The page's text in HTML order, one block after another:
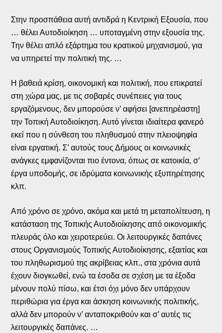
Στην προσπάθεια αυτή αντιδρά η Κεντρική Εξουσία, που
… θέλει Αυτοδιοίκηση … υποταγμένη στην εξουσία της.
Την θέλει απλό εξάρτημα του κρατικού μηχανισμού, για
να υπηρετεί την πολιτική της. …
Η βαθειά κρίση, οικονομική και πολιτική, που επικρατεί
στη χώρα μας, με τις σοβαρές συνέπειες για τους
εργαζόμενους, δεν μπορούσε ν’ αφήσει [ανεπηρέαστη]
την Τοπική Αυτοδιοίκηση. Αυτό γίνεται ιδιαίτερα φανερό
εκεί που η σύνθεση του πληθυσμού στην πλειοψηφία
είναι εργατική. Σ’ αυτούς τους Δήμους οι κοινωνικές
ανάγκες εμφανίζονται πιο έντονα, όπως σε κατοικία, σ’
έργα υποδομής, σε ιδρύματα κοινωνικής εξυπηρέτησης
κλπ.
Από χρόνο σε χρόνο, ακόμα και μετά τη μεταπολίτευση, η
κατάσταση της Τοπικής Αυτοδιοίκησης από οικονομικής
πλευράς όλο και χειροτερεύει. Οι λειτουργικές δαπάνες
στους Οργανισμούς Τοπικής Αυτοδιοίκησης, εξαιτίας και
του πληθωρισμού της ακρίβειας κλπ., στα χρόνια αυτά
έχουν διογκωθεί, ενώ τα έσοδα σε σχέση με τα έξοδα
μένουν πολύ πίσω, και έτσι όχι μόνο δεν υπάρχουν
περιθώρια για έργα και άσκηση κοινωνικής πολιτικής,
αλλά δεν μπορούν ν’ ανταποκριθούν και σ’ αυτές τις
λειτουργικές δαπάνες. …